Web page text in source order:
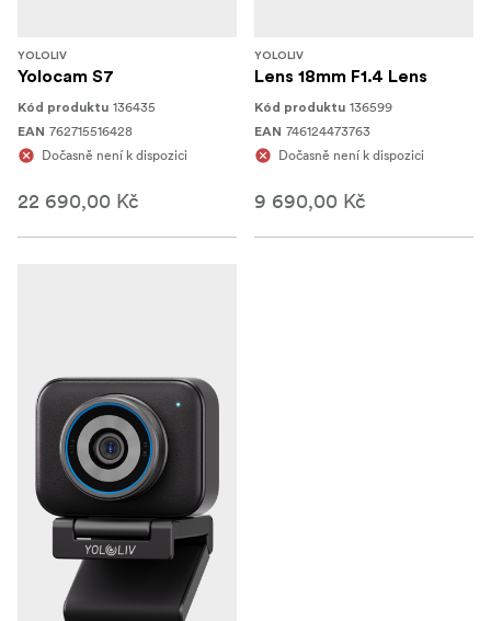
YOLOLIV
Yolocam S7
Kód produktu 136435
EAN 762715516428
Dočasně není k dispozici
22 690,00 Kč
YOLOLIV
Lens 18mm F1.4 Lens
Kód produktu 136599
EAN 746124473763
Dočasně není k dispozici
9 690,00 Kč